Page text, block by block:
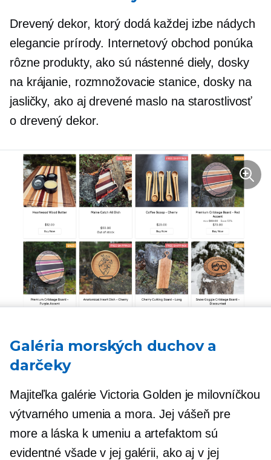
Drevený dekor, ktorý dodá každej izbe nádych
elegancie prírody. Internetový obchod ponúka
rôzne produkty, ako sú nástenné diely, dosky
na krájanie, rozmnožovacie stanice, dosky na
jasličky, ako aj drevené maslo na starostlivosť
o drevený dekor.
Galéria morských duchov a
darčeky
Majiteľka galérie Victoria Golden je milovníčkou
výtvarného umenia a mora. Jej vášeň pre
more a láska k umeniu a artefaktom sú
evidentné všade v jej galérii, ako aj v jej